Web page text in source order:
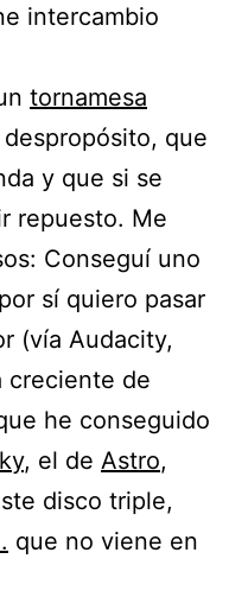
intercambio
tornamesa
que
y que si se
repuesto. Me
Conseguí uno
sí quiero pasar
(vía Audacity,
creciente de
he conseguido
, el de Astro,
disco triple,
que no viene en